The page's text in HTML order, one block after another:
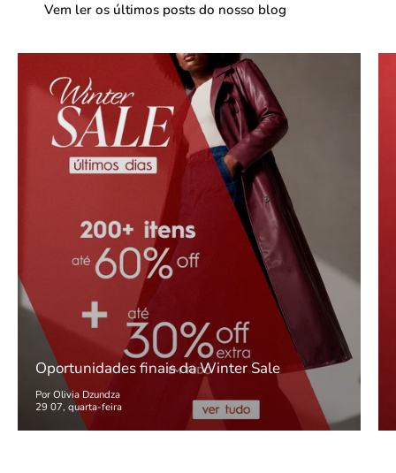
Vem ler os últimos posts do nosso blog
Oportunidades finais da Winter Sale
Por Olivia Dzundza
29 07, quarta-feira